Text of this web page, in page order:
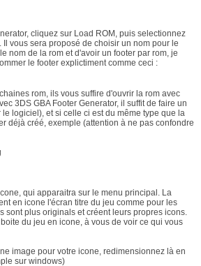
cliquez sur Load ROM, puis selectionnez
Il vous sera proposé de choisir un nom pour le
nom de la rom et d'avoir un footer par rom, je
le footer explictiment comme ceci :
rom, ils vous suffire d'ouvrir la rom avec
3DS GBA Footer Generator, il suffit de faire un
logiciel), et si celle ci est du même type que la
déjà créé, exemple (attention à ne pas confondre
qui apparaitra sur le menu principal. La
en icone l'écran titre du jeu comme pour les
sont plus originals et créent leurs propres icons.
du jeu en icone, à vous de voir ce qui vous
image pour votre icone, redimensionnez là en
sur windows)